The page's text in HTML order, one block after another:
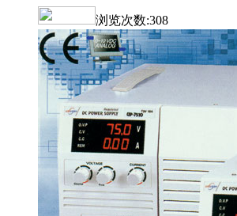
浏览次数:308